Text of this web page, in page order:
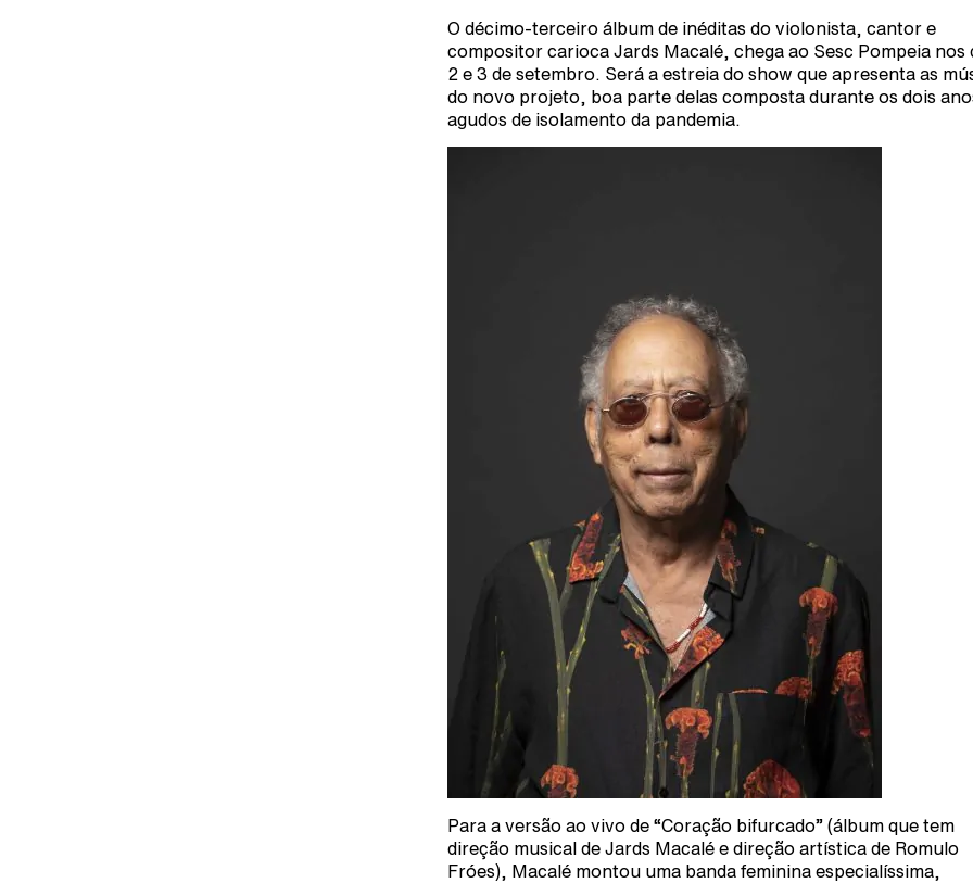
O décimo-terceiro álbum de inéditas do violonista, cantor e
compositor carioca Jards Macalé, chega ao Sesc Pompeia nos
2 e 3 de setembro. Será a estreia do show que apresenta as
do novo projeto, boa parte delas composta durante os dois
agudos de isolamento da pandemia.
Para a versão ao vivo de “Coração bifurcado” (álbum que tem
direção musical de Jards Macalé e direção artística de Romulo
Fróes), Macalé montou uma banda feminina especialíssima,